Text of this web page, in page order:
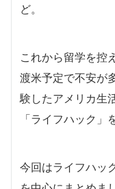
ど。
これから留学を控
渡米予定で不安が
験したアメリカ生
「ライフハック」
今回はライフハッ